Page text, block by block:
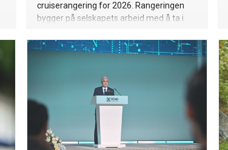
cruiserangering for 2026. Rangeringen
bygger på selskapets arbeid med å ta i
redusere utslipp av klimagasser og
luftforurensning langs norskekysten.
standarden for cruiseindustrien.